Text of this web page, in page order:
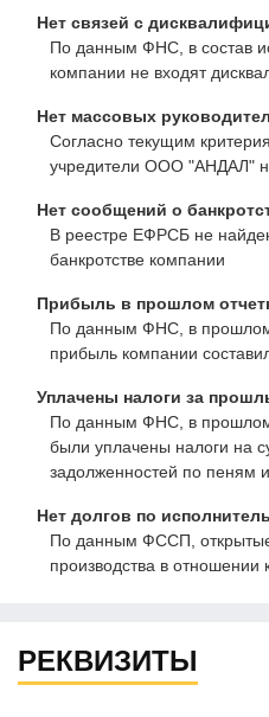
Нет связей с
По данным ФНС, в состав
компании не входят
Нет массовых
Согласно текущим
учредители ООО "АНДАЛ"
Нет сообщений о
В реестре ЕФРСБ не
банкротстве компании
Прибыль в прошлом
По данным ФНС, в прошлом
прибыль компании
Уплачены налоги за
По данным ФНС, в
были уплачены налоги на
задолженностей по пеням
Нет долгов по
По данным ФССП,
производства в отношении
РЕКВИЗИТЫ